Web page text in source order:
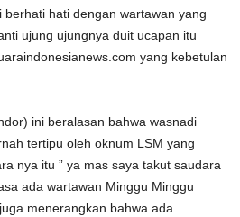
berhati hati dengan wartawan yang
ujung ujungnya duit ucapan itu
yang kebetulan
ini beralasan bahwa wasnadi
tertipu oleh oknum LSM yang
nya itu ” ya mas saya takut saudara
ada wartawan Minggu Minggu
menerangkan bahwa ada